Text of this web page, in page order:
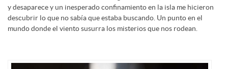
y desaparece y un inesperado confinamiento en la isla me hicieron
descubrir lo que no sabía que estaba buscando. Un punto en el
mundo donde el viento susurra los misterios que nos rodean.